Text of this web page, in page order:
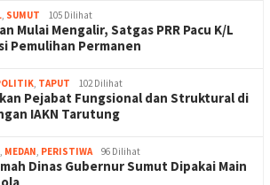
, SUMUT 105 Dilihat
Mulai Mengalir, Satgas PRR Pacu K/L
Pemulihan Permanen
, TAPUT 102 Dilihat
Pejabat Fungsional dan Struktural di
IAKN Tarutung
, MEDAN, PERISTIWA 96 Dilihat
Dinas Gubernur Sumut Dipakai Main